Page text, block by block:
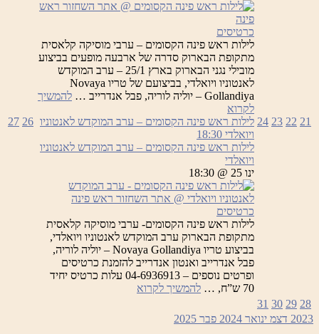
21
22
23
24
כרטיסים
לילות ראש פינה הקסומים – ערבי מוסיקה קלאסית
מתקופת הבארוק סדרה של ארבעה מופעים בביצוע
מובילי נגני הבארוק בארץ 25/1 – ערב המוקדש
לאנטוניו ויואלדי, בביצועם של טריו Novaya
Gollandiya – יוליה לוריה, פבל אנדרייב …
להמשיך
לקרוא
ראש
פינה
הקסומים
לילות ראש פינה הקסומים – ערב המוקדש לאנטוניו
ויואלדי 18:30
לילות ראש פינה הקסומים – ערב המוקדש לאנטוניו
ויואלדי
ינו 25 @ 18:30
כרטיסים
לילות ראש פינה הקסומים- ערבי מוסיקה קלאסית
מתקופת הבארוק ערב המוקדש לאנטוניו ויואלדי,
בביצוע טריו Novaya Gollandiya – יוליה לוריה,
פבל אנדרייב ואנטון אנדרייב להזמנת כרטיסים
ופרטים נוספים – 04-6936913 עלות כרטיס יחיד
70 ש”ח, …
להמשיך לקרוא
26
27
28
29
30
31
2023 דצמ ינואר 2024 פבר 2025